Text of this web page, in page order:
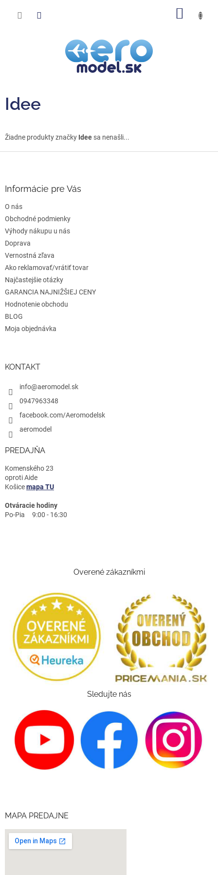
Idee
Žiadne produkty značky Idee sa nenašli...
e
Informácie pre Vás
O nás
Obchodné podmienky
Výhody nákupu u nás
Doprava
Vernostná zľava
Ako reklamovať/vrátiť tovar
Najčastejšie otázky
GARANCIA NAJNIŽŠIEJ CENY
Hodnotenie obchodu
BLOG
Moja objednávka
KONTAKT
info@aeromodel.sk
0947963348
facebook.com/Aeromodelsk
aeromodel
PREDAJŇA
Komenského 23
oproti Aide
Košicemapa TU
Otváracie hodiny
Po-Pia 9:00 - 16:30
Overené zákazníkmi
Sledujte nás
MAPA PREDAJNE